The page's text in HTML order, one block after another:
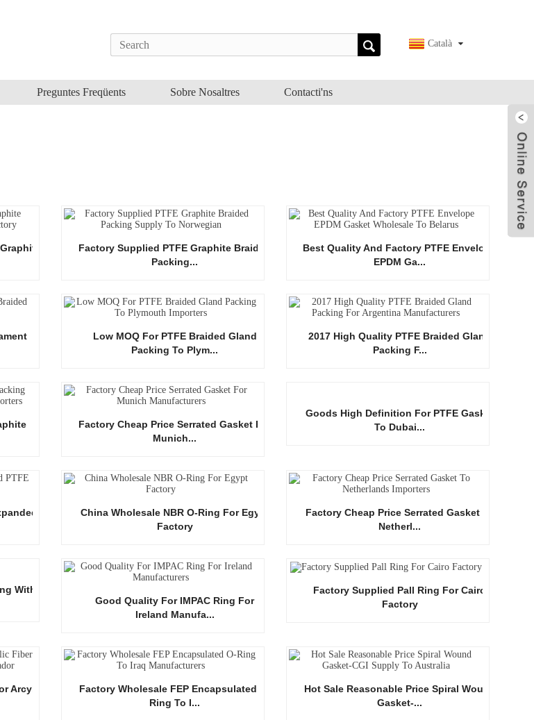
Català
Preguntes Freqüents Sobre Nosaltres Contacti'ns
Factory Supplied PTFE Graphite Braided
Packing...
Best Quality And Factory PTFE Envelope
EPDM Ga...
Low MOQ For PTFE Braided Gland
Packing To Plym...
2017 High Quality PTFE Braided Gland
Packing F...
Factory Cheap Price Serrated Gasket For
Munich...
Goods High Definition For PTFE Gasket
To Dubai...
China Wholesale NBR O-Ring For Egypt
Factory
Factory Cheap Price Serrated Gasket To
Netherl...
With
Good Quality For IMPAC Ring For
Ireland Manufa...
Factory Supplied Pall Ring For Cairo
Factory
Arcylic
Factory Wholesale FEP Encapsulated O-
Ring To I...
Hot Sale Reasonable Price Spiral Wound
Gasket-...